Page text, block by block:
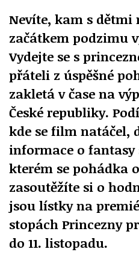
Nevíte, kam s
začátkem podzimu
Vydejte se s
přáteli z úspěšné
zakletá v čase na
České republiky.
kde se film natáčel,
informace o fantasy
kterém se pohádka
zasoutěžíte si o
jsou lístky na
stopách Princezny
do 11. listopadu.